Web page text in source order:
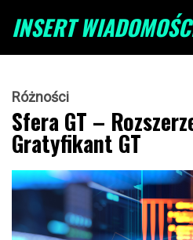
INSERT
Różności
Sfera GT –
Gratyfikant GT